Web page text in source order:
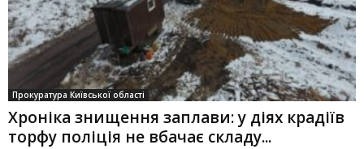
Прокуратура Київської області
Хроніка знищення заплави: у діях крадіїв
торфу поліція не вбачає складу...